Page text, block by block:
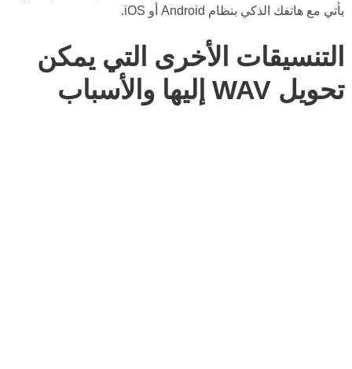
يأتي مع هاتفك الذكي بنظام Android أو iOS.
التنسيقات الأخرى التي يمكن
تحويل WAV إليها والأسباب